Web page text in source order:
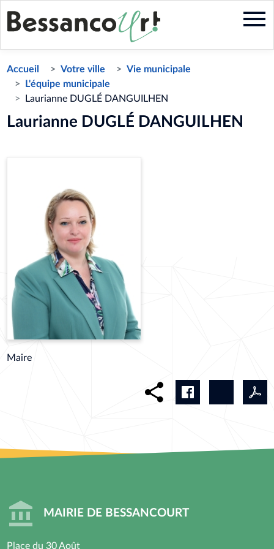
Aller
au
contenu
Accueil Votre ville
Vie municipale
L'équipe municipale
Laurianne DUGLÉ DANGUILHEN
Laurianne DUGLÉ DANGUILHEN
Maire
MAIRIE DE BESSANCOURT
Place du 30 Août